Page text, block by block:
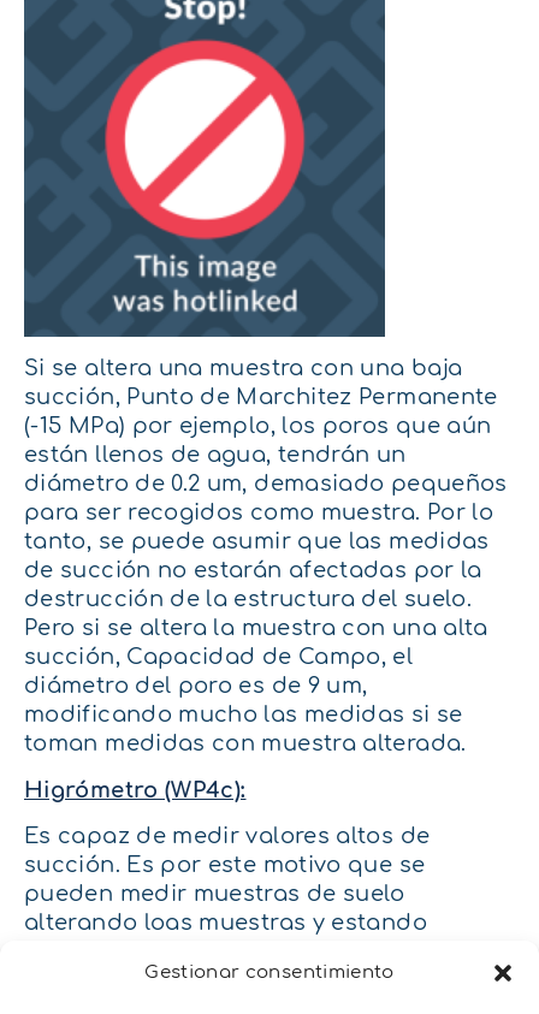
Gestionar consentimiento
Si se altera una muestra con una baja
succión, Punto de Marchitez Permanente
(-15 MPa) por ejemplo, los poros que aún
están llenos de agua, tendrán un
diámetro de 0.2 um, demasiado pequeños
para ser recogidos como muestra. Por lo
tanto, se puede asumir que las medidas
de succión no estarán afectadas por la
destrucción de la estructura del suelo.
Pero si se altera la muestra con una alta
succión, Capacidad de Campo, el
diámetro del poro es de 9 um,
modificando mucho las medidas si se
toman medidas con muestra alterada.
Higrómetro (WP4c):
Es capaz de medir valores altos de
succión. Es por este motivo que se
pueden medir muestras de suelo
alterando loas muestras y estando
afectadas.